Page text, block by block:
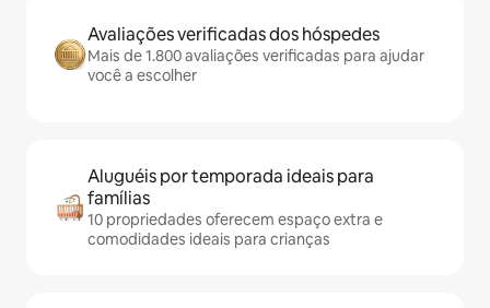
Avaliações verificadas dos hóspedes
Mais de 1.800 avaliações verificadas para ajudar
você a escolher
Aluguéis por temporada ideais para
famílias
10 propriedades oferecem espaço extra e
comodidades ideais para crianças